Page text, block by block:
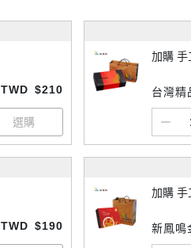
TWD $210
加購 手
台灣精品紅
TWD $190
加購 手
新鳳鳴金鳳